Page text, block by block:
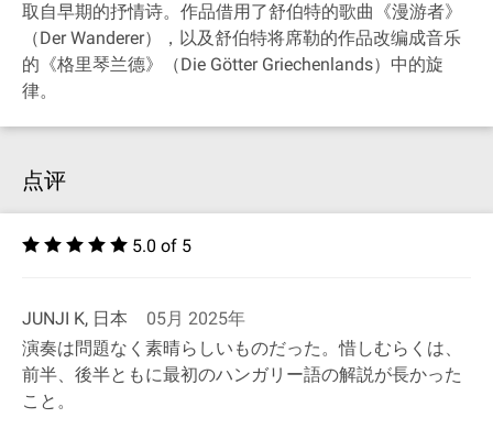
取自早期的抒情诗。作品借用了舒伯特的歌曲《漫游者》
（Der Wanderer），以及舒伯特将席勒的作品改编成音乐
的《格里琴兰德》（Die Götter Griechenlands）中的旋
律。
点评
5.0 of 5
JUNJI K, 日本
05月 2025年
演奏は問題なく素晴らしいものだった。惜しむらくは、
前半、後半ともに最初のハンガリー語の解説が長かった
こと。